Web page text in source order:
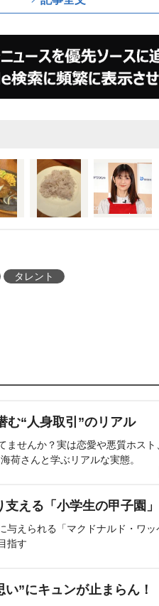
が良さそう」「ロイホ
識されていますね」な
いる。
タレント
む“人身取引”のリアル
ませんか？実は恋愛や悪質ホスト
荷さんと学ぶリアルな実態。
える「小学生の甲子園」
与えられる「マクドナルド・ワッ
指す
”にキュンが止まらん！